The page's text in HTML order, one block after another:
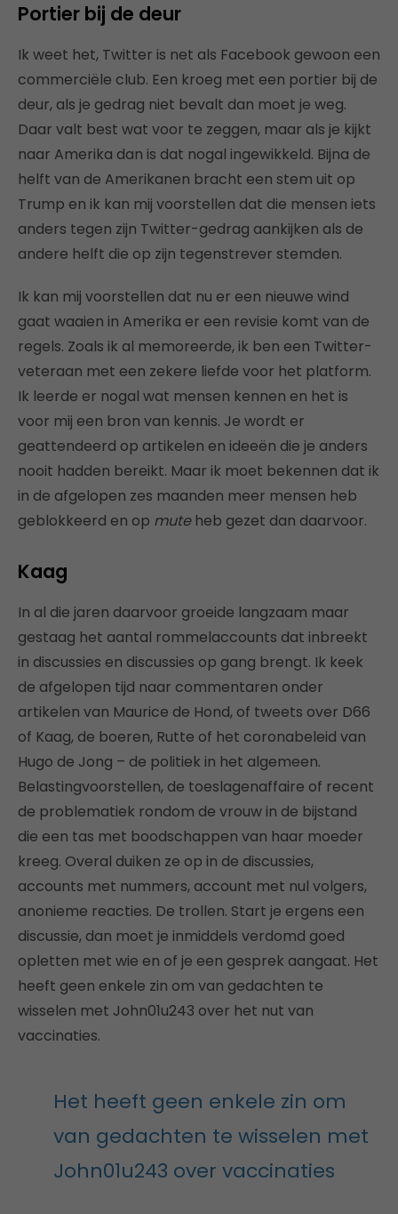
Portier bij de deur
Ik weet het, Twitter is net als Facebook gewoon een
commerciële club. Een kroeg met een portier bij de
deur, als je gedrag niet bevalt dan moet je weg.
Daar valt best wat voor te zeggen, maar als je kijkt
naar Amerika dan is dat nogal ingewikkeld. Bijna de
helft van de Amerikanen bracht een stem uit op
Trump en ik kan mij voorstellen dat die mensen iets
anders tegen zijn Twitter-gedrag aankijken als de
andere helft die op zijn tegenstrever stemden.
Ik kan mij voorstellen dat nu er een nieuwe wind
gaat waaien in Amerika er een revisie komt van de
regels. Zoals ik al memoreerde, ik ben een Twitter-
veteraan met een zekere liefde voor het platform.
Ik leerde er nogal wat mensen kennen en het is
voor mij een bron van kennis. Je wordt er
geattendeerd op artikelen en ideeën die je anders
nooit hadden bereikt. Maar ik moet bekennen dat ik
in de afgelopen zes maanden meer mensen heb
geblokkeerd en op muteheb gezet dan daarvoor.
Kaag
In al die jaren daarvoor groeide langzaam maar
gestaag het aantal rommelaccounts dat inbreekt
in discussies en discussies op gang brengt. Ik keek
de afgelopen tijd naar commentaren onder
artikelen van Maurice de Hond, of tweets over D66
of Kaag, de boeren, Rutte of het coronabeleid van
Hugo de Jong – de politiek in het algemeen.
Belastingvoorstellen, de toeslagenaffaire of recent
de problematiek rondom de vrouw in de bijstand
die een tas met boodschappen van haar moeder
kreeg. Overal duiken ze op in de discussies,
accounts met nummers, account met nul volgers,
anonieme reacties. De trollen. Start je ergens een
discussie, dan moet je inmiddels verdomd goed
opletten met wie en of je een gesprek aangaat. Het
heeft geen enkele zin om van gedachten te
wisselen met John01u243 over het nut van
vaccinaties.
Het heeft geen enkele zin om
van gedachten te wisselen met
John01u243 over vaccinaties